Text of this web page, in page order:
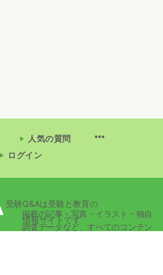
人気の質問
ログイン
受験Q&Aは受験と教育の
情報サイトです
掲載の記事・写真・イラスト・独自
調査データなど、すべてのコンテン